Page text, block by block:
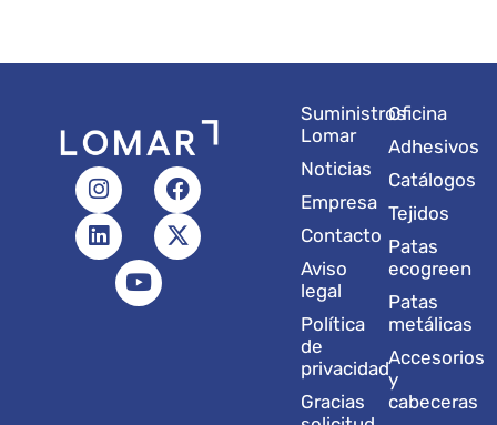
I
n
s
t
F
a
c
e
L
i
n
k
X
-
t
w
u
b
Suministros
Lomar
Noticias
Empresa
Contacto
Aviso
legal
Política
de
privacidad
Gracias
Oficina
Adhesivos
Catálogos
Tejidos
Patas
ecogreen
Patas
metálicas
Accesorios
y
cabeceras